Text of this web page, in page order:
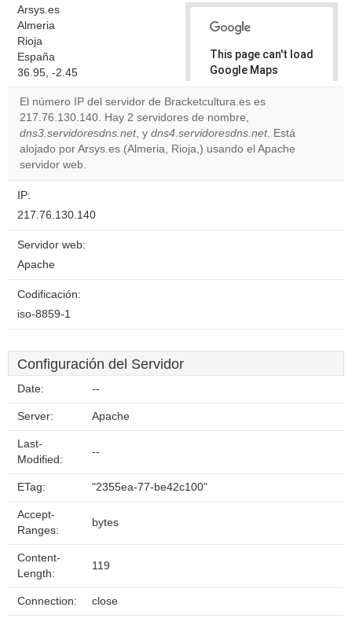
Arsys.es
Almeria
Rioja
España
36.95, -2.45
This page can't load
Google Maps
correctly.
Do you
own this
website?
El número IP del servidor de Bracketcultura.es es
217.76.130.140. Hay 2 servidores de nombre,
dns3.servidoresdns.net, y dns4.servidoresdns.net. Está
alojado por Arsys.es (Almeria, Rioja,) usando el Apache
servidor web.
IP:
217.76.130.140
Servidor web:
Apache
Codificación:
iso-8859-1
Configuración del Servidor
Date: --
Server: Apache
Last-
Modified:
--
ETag: "2355ea-77-be42c100"
Accept-
Ranges:
bytes
Content-
Length:
119
Connection: close